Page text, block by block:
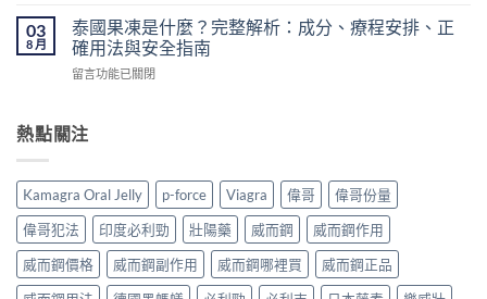
錢、
醫
生
紙
與
安
購
買
注
意
事
項〉
中
港
怎
麼
買？〉
藥
推
薦
｜
男
健
產
品
購
買
指
利
勁
原
理
解
泊
西
汀
如
何
改
03
8 月
泰國果凍是什麼？完整解析：成分、療程安排、正
確用法與安全指南
在
果
凍
什
麼？
完
整
解
析：
成
留言功能已關閉
熱點關注
Kamagra Oral Jelly p-force Viagra 偉哥
偉哥份量
偉哥犯法
印度必利勁 壯陽藥 威而鋼
威而鋼作用
威而鋼價格
威而鋼副作用 威而鋼哪裡買
威而鋼正品